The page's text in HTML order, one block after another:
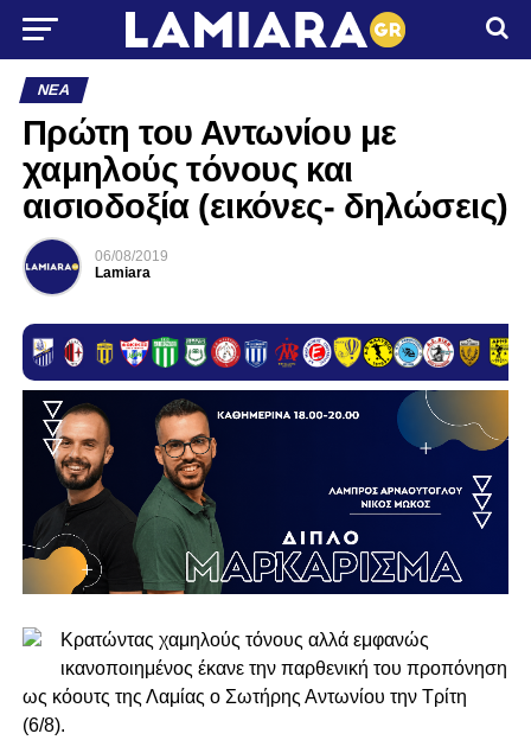
ΝΈΑ
Πρώτη του Αντωνίου με
χαμηλούς τόνους και
αισιοδοξία (εικόνες- δηλώσεις)
06/08/2019
Lamiara
Κρατώντας χαμηλούς τόνους αλλά εμφανώς
ικανοποιημένος έκανε την παρθενική του προπόνηση
ως κόουτς της Λαμίας ο Σωτήρης Αντωνίου την Τρίτη
(6/8).